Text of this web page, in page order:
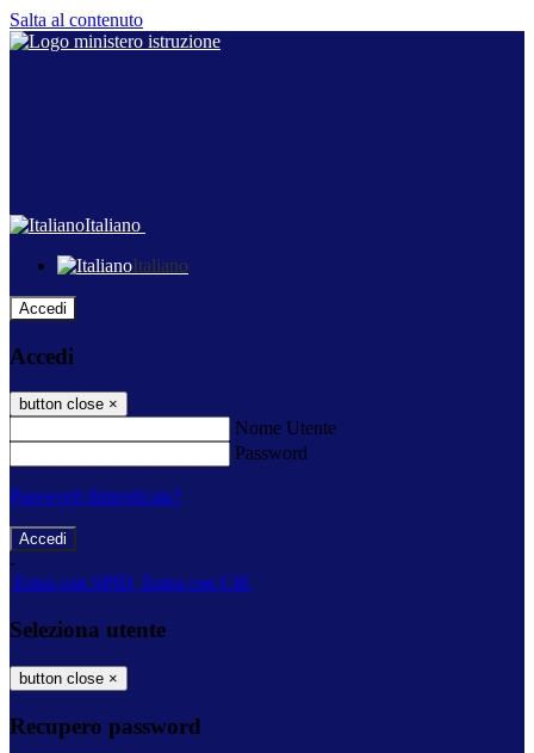
Salta al contenuto
Italiano
Italiano
Accedi
Accedi
button close ×
Nome Utente
Password
Password dimenticata?
-
Entra con SPID Entra con CIE
Seleziona utente
button close ×
Recupero password